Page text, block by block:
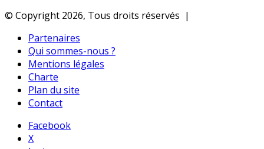
© Copyright 2026, Tous droits réservés |
Partenaires
Qui sommes-nous ?
Mentions légales
Charte
Plan du site
Contact
Facebook
X